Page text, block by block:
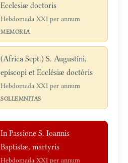
Ecclesiæ doctoris
Hebdomada XXI per annum
MEMORIA
(Africa Sept.) S. Augustíni,
epíscopi et Ecclésiæ doctóris
Hebdomada XXI per annum
SOLLEMNITAS
In Passione S. Ioannis
Baptistæ, martyris
Hebdomada XXI per annum